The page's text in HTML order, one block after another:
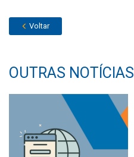
Voltar
OUTRAS NOTÍCIAS